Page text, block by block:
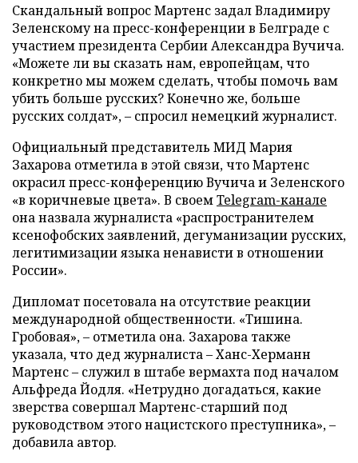
Скандальный вопрос Мартенс задал Владимиру
Зеленскому на пресс-конференции в Белграде с
участием президента Сербии Александра Вучича.
«Можете ли вы сказать нам, европейцам, что
конкретно мы можем сделать, чтобы помочь вам
убить больше русских? Конечно же, больше
русских солдат», – спросил немецкий журналист.
Официальный представитель МИД Мария
Захарова отметила в этой связи, что Мартенс
окрасил пресс-конференцию Вучича и Зеленского
«в коричневые цвета». В своемTelegram-канале
она назвала журналиста «распространителем
ксенофобских заявлений, дегуманизации русских,
легитимизации языка ненависти в отношении
России».
Дипломат посетовала на отсутствие реакции
международной общественности. «Тишина.
Гробовая», – отметила она. Захарова также
указала, что дед журналиста – Ханс-Херманн
Мартенс – служил в штабе вермахта под началом
Альфреда Йодля. «Нетрудно догадаться, какие
зверства совершал Мартенс-старший под
руководством этого нацистского преступника», –
добавила автор.